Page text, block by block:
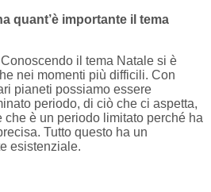
quant’è importante il tema
il tema Natale si è
nei momenti più difficili. Con
pianeti possiamo essere
periodo, di ciò che ci aspetta,
che è un periodo limitato perché ha
Tutto questo ha un
esistenziale.